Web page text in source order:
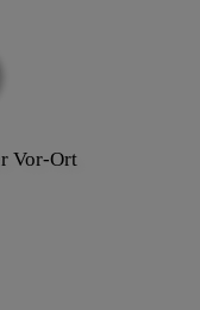
Vor-Ort